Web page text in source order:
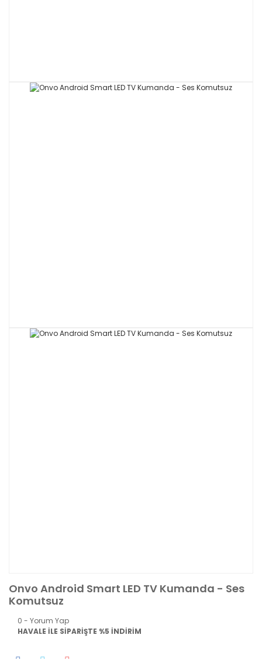
Onvo Android Smart LED TV Kumanda - Ses
Komutsuz
0 - Yorum Yap
HAVALE İLE SİPARİŞTE %5 İNDİRİM